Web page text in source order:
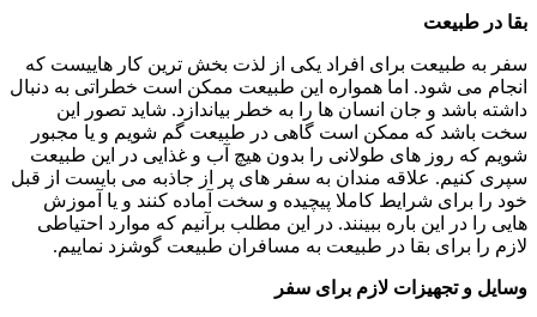
بقا در طبیعت
سفر به طبیعت برای افراد یکی از لذت بخش ترین کار هاییست که
انجام می شود. اما همواره این طبیعت ممکن است خطراتی به دنبال
داشته باشد و جان انسان ها را به خطر بیاندازد. شاید تصور این
سخت باشد که ممکن است گاهی در طبیعت گم شویم و یا مجبور
شویم که روز های طولانی را بدون هیچ آب و غذایی در این طبیعت
سپری کنیم. علاقه مندان به سفر های پر از جاذبه می بایست از قبل
خود را برای شرایط کاملا پیچیده و سخت آماده کنند و یا آموزش
هایی را در این باره ببینند. در این مطلب برآنیم که موارد احتیاطی
لازم را برای بقا در طبیعت به مسافران طبیعت گوشزد نماییم.
وسایل و تجهیزات لازم برای سفر